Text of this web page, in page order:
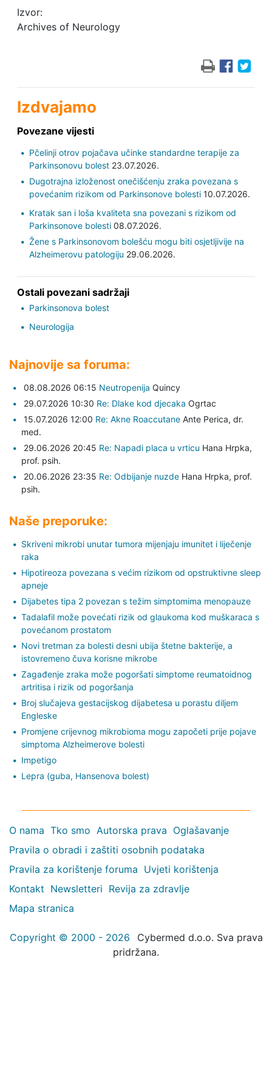
Izvor:
Archives of Neurology
Izdvajamo
Povezane vijesti
Pčelinji otrov pojačava učinke standardne terapije za
Parkinsonovu bolest23.07.2026.
Dugotrajna izloženost onečišćenju zraka povezana s
povećanim rizikom od Parkinsonove bolesti10.07.2026.
Kratak san i loša kvaliteta sna povezani s rizikom od
Parkinsonove bolesti08.07.2026.
Žene s Parkinsonovom bolešću mogu biti osjetljivije na
Alzheimerovu patologiju 29.06.2026.
Ostali povezani sadržaji
Parkinsonova bolest
Neurologija
Najnovije sa foruma:
08.08.2026 06:15 Neutropenija Quincy
29.07.2026 10:30 Re: Dlake kod djecaka Ogrtac
15.07.2026 12:00 Re: Akne Roaccutane Ante Perica, dr.
med.
29.06.2026 20:45 Re: Napadi placa u vrticu Hana Hrpka,
prof. psih.
20.06.2026 23:35 Re: Odbijanje nuzde Hana Hrpka, prof.
psih.
Naše preporuke:
Skriveni mikrobi unutar tumora mijenjaju imunitet i liječenje
raka
Hipotireoza povezana s većim rizikom od opstruktivne sleep
apneje
Dijabetes tipa 2 povezan s težim simptomima menopauze
Tadalafil može povećati rizik od glaukoma kod muškaraca s
povećanom prostatom
Novi tretman za bolesti desni ubija štetne bakterije, a
istovremeno čuva korisne mikrobe
Zagađenje zraka može pogoršati simptome reumatoidnog
artritisa i rizik od pogoršanja
Broj slučajeva gestacijskog dijabetesa u porastu diljem
Engleske
Promjene crijevnog mikrobioma mogu započeti prije pojave
simptoma Alzheimerove bolesti
Impetigo
Lepra (guba, Hansenova bolest)
O nama Tko smo Autorska prava Oglašavanje
Pravila o obradi i zaštiti osobnih podataka
Pravila za korištenje foruma Uvjeti korištenja
Kontakt Newsletteri Revija za zdravlje
Mapa stranica
Copyright © 2000 - 2026
Cybermed d.o.o. Sva prava
pridržana.